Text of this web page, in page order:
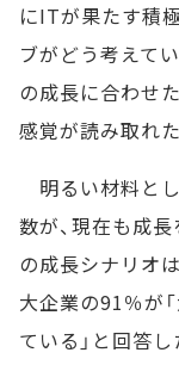
にITが果たす積
ブがどう考えて
の成長に合わせ
感覚が読み取れた
明るい材料と
数が、現在も成
の成長シナリオ
大企業の91％が
ている」と回答